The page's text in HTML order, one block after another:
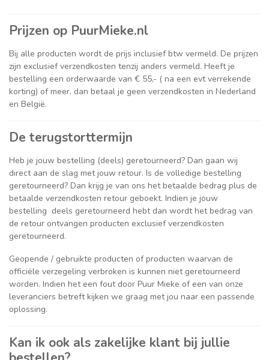
Prijzen op PuurMieke.nl
Bij alle producten wordt de prijs inclusief btw vermeld. De prijzen
zijn exclusief verzendkosten tenzij anders vermeld. Heeft je
bestelling een orderwaarde van € 55,- ( na een evt verrekende
korting) of meer, dan betaal je geen verzendkosten in Nederland
en België.
De terugstorttermijn
Heb je jouw bestelling (deels) geretourneerd? Dan gaan wij
direct aan de slag met jouw retour. Is de volledige bestelling
geretourneerd? Dan krijg je van ons het betaalde bedrag plus de
betaalde verzendkosten retour geboekt. Indien je jouw
bestelling deels geretourneerd hebt dan wordt het bedrag van
de retour ontvangen producten exclusief verzendkosten
geretourneerd.
Geopende / gebruikte producten of producten waarvan de
officiële verzegeling verbroken is kunnen niet geretourneerd
worden. Indien het een fout door Puur Mieke of een van onze
leveranciers betreft kijken we graag met jou naar een passende
oplossing.
Kan ik ook als zakelijke klant bij jullie